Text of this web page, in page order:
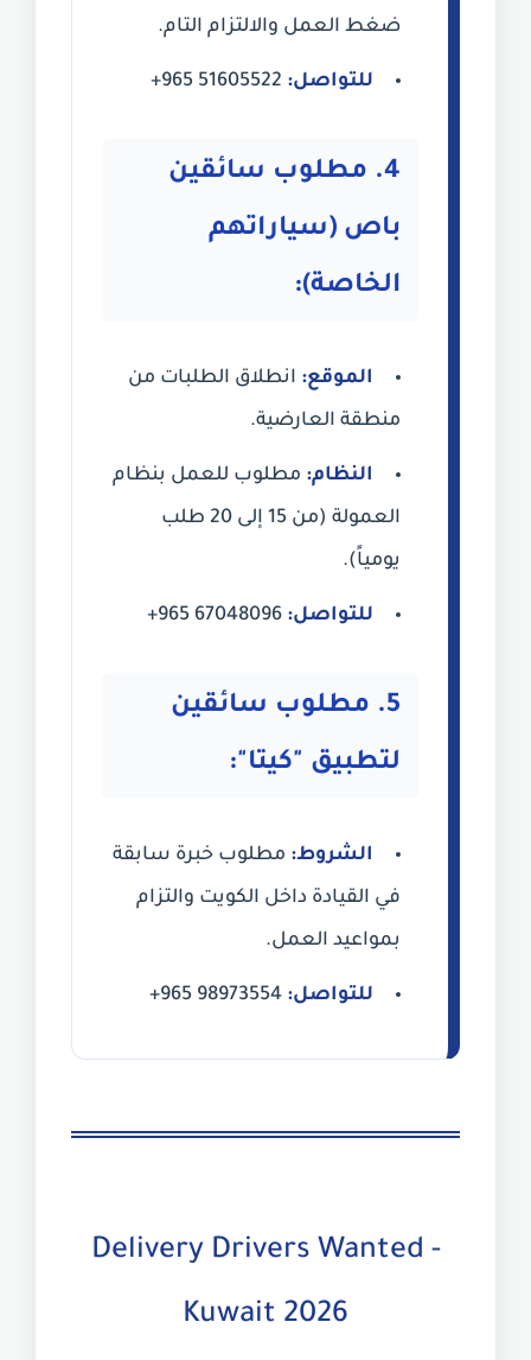
ضغط العمل والالتزام التام.
للتواصل: +965 51605522
4. مطلوب سائقين
باص (سياراتهم
الخاصة):
الموقع: انطلاق الطلبات من
منطقة العارضية.
النظام: مطلوب للعمل بنظام
العمولة (من 15 إلى 20 طلب
يومياً).
للتواصل: +965 67048096
5. مطلوب سائقين
لتطبيق "كيتا":
الشروط: مطلوب خبرة سابقة
في القيادة داخل الكويت والتزام
بمواعيد العمل.
للتواصل: +965 98973554
Delivery Drivers Wanted -
Kuwait 2026